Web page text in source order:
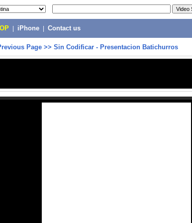
iPhone Contact us
Page >> Sin Codificar - Presentacion Batichurros